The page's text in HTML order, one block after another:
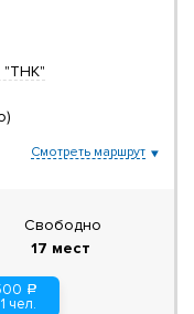
"ТНК"
Смотреть маршрут
a
чел.
Свободно
17 мест